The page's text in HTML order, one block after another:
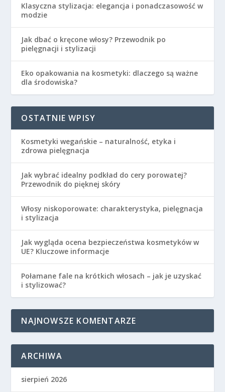
Klasyczna stylizacja: elegancja i ponadczasowość w
modzie
Jak dbać o kręcone włosy? Przewodnik po
pielęgnacji i stylizacji
Eko opakowania na kosmetyki: dlaczego są ważne
dla środowiska?
OSTATNIE WPISY
Kosmetyki wegańskie – naturalność, etyka i
zdrowa pielęgnacja
Jak wybrać idealny podkład do cery porowatej?
Przewodnik do pięknej skóry
Włosy niskoporowate: charakterystyka, pielęgnacja
i stylizacja
Jak wygląda ocena bezpieczeństwa kosmetyków w
UE? Kluczowe informacje
Połamane fale na krótkich włosach – jak je uzyskać
i stylizować?
NAJNOWSZE KOMENTARZE
ARCHIWA
sierpień 2026